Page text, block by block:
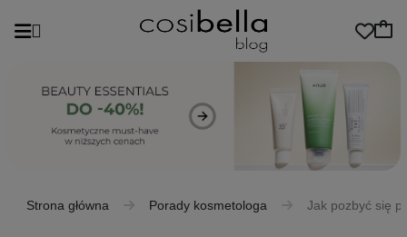
Strona główna Porady kosmetologa Jak pozbyć się